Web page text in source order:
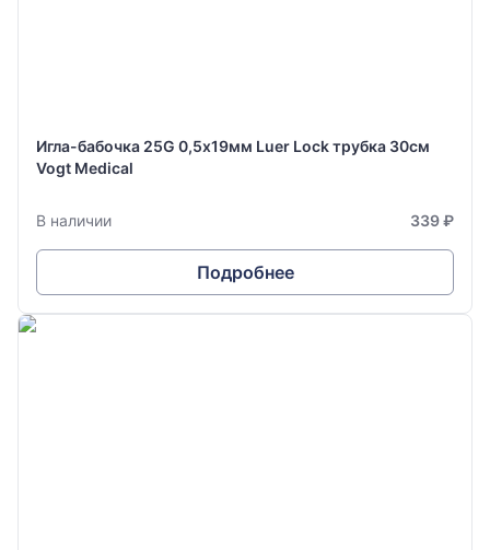
Игла-бабочка 25G 0,5х19мм Luer Lock трубка 30см
Vogt Medical
В наличии 339 ₽
Подробнее